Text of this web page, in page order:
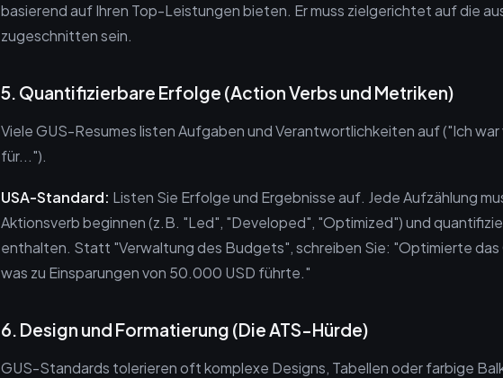
basierend auf Ihren Top-Leistungen bieten. Er muss zielgerichtet auf die
zugeschnitten sein.
5. Quantifizierbare Erfolge (Action Verbs und Metriken)
Viele GUS-Resumes listen Aufgaben und Verantwortlichkeiten auf ("Ich
für...").
USA-Standard: Listen Sie Erfolge und Ergebnisse auf. Jede Aufzählung
Aktionsverb beginnen (z.B. "Led", "Developed", "Optimized") und
enthalten. Statt "Verwaltung des Budgets", schreiben Sie: "Optimierte
was zu Einsparungen von 50.000 USD führte."
6. Design und Formatierung (Die ATS-Hürde)
GUS-Standards tolerieren oft komplexe Designs, Tabellen oder farbige